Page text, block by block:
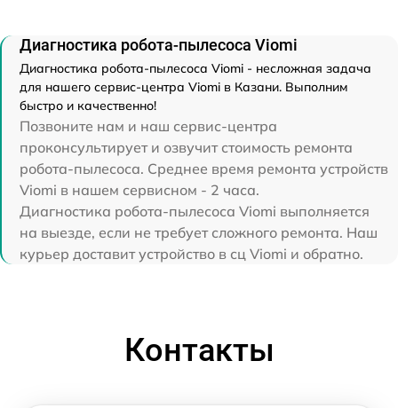
Диагностика робота-пылесоса Viomi
Диагностика робота-пылесоса Viomi - несложная задача
для нашего сервис-центра Viomi в Казани. Выполним
быстро и качественно!
Позвоните нам и наш сервис-центра
проконсультирует и озвучит стоимость ремонта
робота-пылесоса. Среднее время ремонта устройств
Viomi в нашем сервисном - 2 часа.
Диагностика робота-пылесоса Viomi выполняется
на выезде, если не требует сложного ремонта. Наш
курьер доставит устройство в сц Viomi и обратно.
Контакты